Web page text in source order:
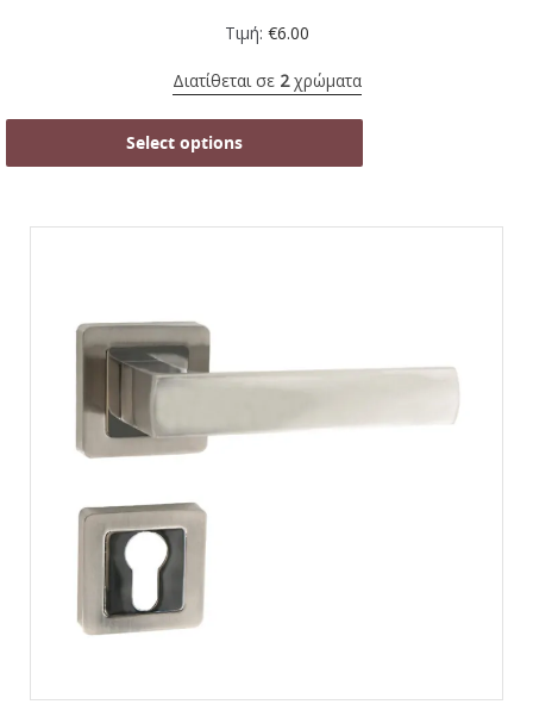
Τιμή: €6.00
Διατίθεται σε 2χρώματα
Select options